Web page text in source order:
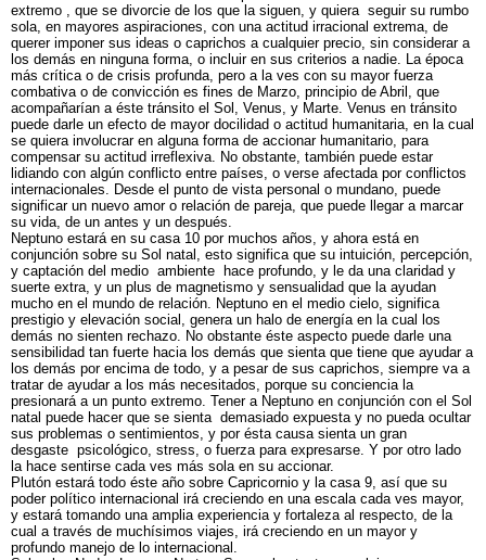
extremo , que se divorcie de los que la siguen, y quiera seguir su rumbo
sola, en mayores aspiraciones, con una actitud irracional extrema, de
querer imponer sus ideas o caprichos a cualquier precio, sin considerar a
los demás en ninguna forma, o incluir en sus criterios a nadie. La época
más crítica o de crisis profunda, pero a la ves con su mayor fuerza
combativa o de convicción es fines de Marzo, principio de Abril, que
acompañarían a éste tránsito el Sol, Venus, y Marte. Venus en tránsito
puede darle un efecto de mayor docilidad o actitud humanitaria, en la cual
se quiera involucrar en alguna forma de accionar humanitario, para
compensar su actitud irreflexiva. No obstante, también puede estar
lidiando con algún conflicto entre países, o verse afectada por conflictos
internacionales. Desde el punto de vista personal o mundano, puede
significar un nuevo amor o relación de pareja, que puede llegar a marcar
su vida, de un antes y un después.
Neptuno estará en su casa 10 por muchos años, y ahora está en
conjunción sobre su Sol natal, esto significa que su intuición, percepción,
y captación del medio ambiente hace profundo, y le da una claridad y
suerte extra, y un plus de magnetismo y sensualidad que la ayudan
mucho en el mundo de relación. Neptuno en el medio cielo, significa
prestigio y elevación social, genera un halo de energía en la cual los
demás no sienten rechazo. No obstante éste aspecto puede darle una
sensibilidad tan fuerte hacia los demás que sienta que tiene que ayudar a
los demás por encima de todo, y a pesar de sus caprichos, siempre va a
tratar de ayudar a los más necesitados, porque su conciencia la
presionará a un punto extremo. Tener a Neptuno en conjunción con el Sol
natal puede hacer que se sienta demasiado expuesta y no pueda ocultar
sus problemas o sentimientos, y por ésta causa sienta un gran
desgaste psicológico, stress, o fuerza para expresarse. Y por otro lado
la hace sentirse cada ves más sola en su accionar.
Plutón estará todo éste año sobre Capricornio y la casa 9, así que su
poder político internacional irá creciendo en una escala cada ves mayor,
y estará tomando una amplia experiencia y fortaleza al respecto, de la
cual a través de muchísimos viajes, irá creciendo en un mayor y
profundo manejo de lo internacional.